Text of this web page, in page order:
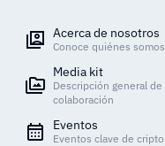
Acerca de nosotros
Conoce quiénes
Media kit
Descripción general
colaboración
Eventos
Eventos clave de